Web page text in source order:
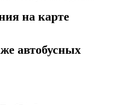
на карте
автобусных